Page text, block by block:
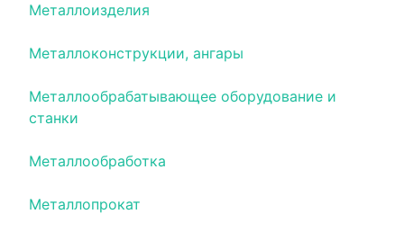
Металлоизделия
Металлоконструкции, ангары
Металлообрабатывающее оборудование и
станки
Металлообработка
Металлопрокат